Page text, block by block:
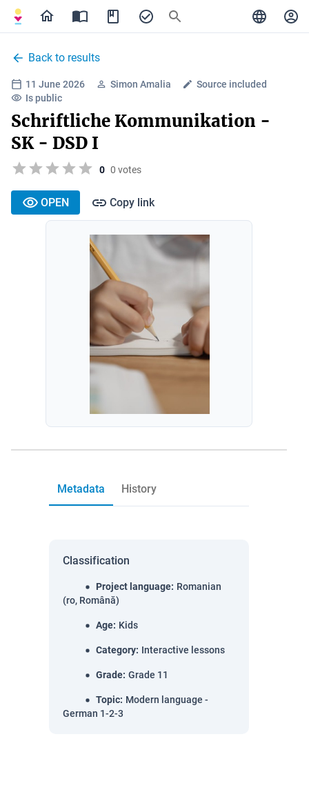
Back to results
11 June 2026 Simon Amalia
Source included
Is public
Schriftliche Kommunikation -
SK - DSD I
0 0 votes
OPEN Copy link
Metadata History
Classification
Project language: Romanian
(ro, Română)
Age: Kids
Category: Interactive lessons
Grade: Grade 11
Topic: Modern language -
German 1-2-3